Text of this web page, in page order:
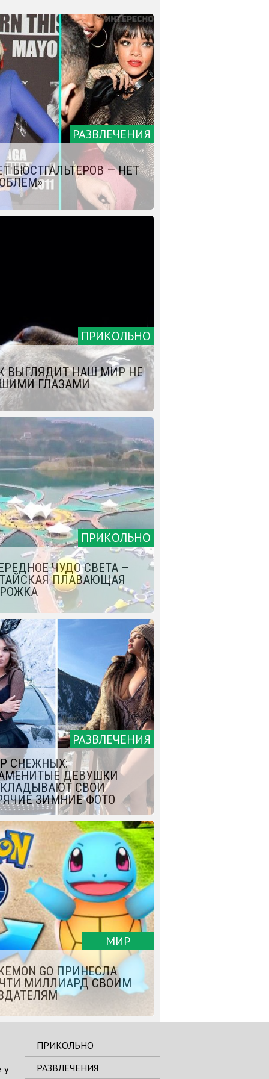
РАЗВЛЕЧЕНИЯ
БЮСТГАЛЬТЕРОВ — НЕТ
ПРИКОЛЬНО
ВЫГЛЯДИТ НАШ МИР НЕ
ГЛАЗАМИ
ПРИКОЛЬНО
ЧУДО СВЕТА –
ПЛАВАЮЩАЯ
РАЗВЛЕЧЕНИЯ
СНЕЖНЫХ:
ДЕВУШКИ
СВОИ
ЗИМНИЕ ФОТО
МИР
GO ПРИНЕСЛА
МИЛЛИАРД СВОИМ
у
ПРИКОЛЬНО
РАЗВЛЕЧЕНИЯ